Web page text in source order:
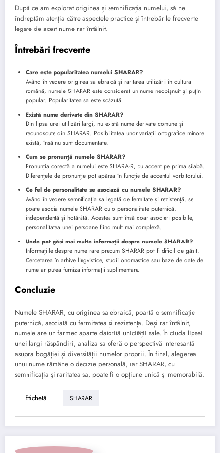
După ce am explorat originea și semnificația numelui, să ne
îndreptăm atenția către aspectele practice și întrebările frecvente
legate de acest nume rar întâlnit.
Întrebări frecvente
Care este popularitatea numelui SHARAR?
Având în vedere originea sa ebraică și raritatea utilizării în cultura
română, numele SHARAR este considerat un nume neobișnuit și puțin
popular. Popularitatea sa este scăzută.
Există nume derivate din SHARAR?
Din lipsa unei utilizări largi, nu există nume derivate comune și
recunoscute din SHARAR. Posibilitatea unor variații ortografice minore
există, însă nu sunt documentate.
Cum se pronunță numele SHARAR?
Pronunția corectă a numelui este SHARA-R, cu accent pe prima silabă.
Diferențele de pronunție pot apărea în funcție de accentul vorbitorului.
Ce fel de personalitate se asociază cu numele SHARAR?
Având în vedere semnificația sa legată de fermitate și rezistență, se
poate asocia numele SHARAR cu o personalitate puternică,
independentă și hotărâtă. Acestea sunt însă doar asocieri posibile,
personalitatea unei persoane fiind mult mai complexă.
Unde pot găsi mai multe informații despre numele SHARAR?
Informațiile despre nume rare precum SHARAR pot fi dificil de găsit.
Cercetarea în arhive lingvistice, studii onomastice sau baze de date de
nume ar putea furniza informații suplimentare.
Concluzie
Numele SHARAR, cu originea sa ebraică, poartă o semnificație
puternică, asociată cu fermitatea și rezistența. Deși rar întâlnit,
numele are un farmec aparte datorită unicității sale. În ciuda lipsei
unei largi răspândiri, analiza sa oferă o perspectivă interesantă
asupra bogăției și diversității numelor proprii. În final, alegerea
unui nume rămâne o decizie personală, iar SHARAR, cu
semnificația și raritatea sa, poate fi o opțiune unică și memorabilă.
Etichetă SHARAR